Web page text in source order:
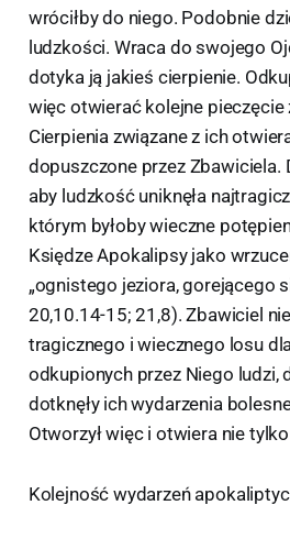
wróciłby do niego. Podobnie
ludzkości. Wraca do swojego
dotyka ją jakieś cierpienie.
więc otwierać kolejne pieczęcie
Cierpienia związane z ich
dopuszczone przez Zbawiciela.
aby ludzkość uniknęła
którym byłoby wieczne
Księdze Apokalipsy jako
„ognistego jeziora, gorejącego
20,10.14-15; 21,8). Zbawiciel
tragicznego i wiecznego losu
odkupionych przez Niego ludzi,
dotknęły ich wydarzenia
Otworzył więc i otwiera nie
Kolejność wydarzeń